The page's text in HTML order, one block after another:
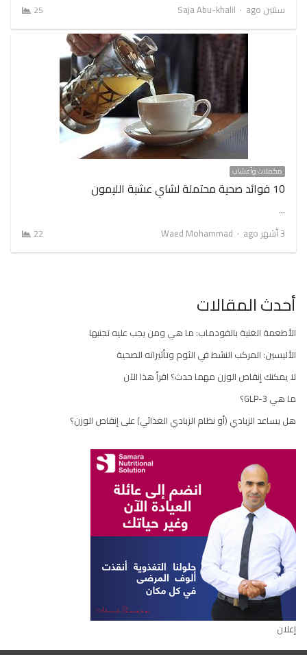
سنتين ago
Author
Saja Abu-khalil
25
مكملات وأعشاب
10 فوائد صحية محتملة لشاي عشبة الليمون
…
3 أشهر ago
Author
Waed Mohammad
22
أحدث المقالات
الأطعمة الغنية بالفودماب: ما هي ومن يجب عليه تجنبها
الأليسين: المركب النشط في الثوم وتأثيراته الصحية
لا يمكنك إنقاص الوزن مهما حدث؟ اقرأ هذا الآن
ما هي GLP-3؟
هل يساعد الزبادي (أو نظام الزبادي الغذائي) على إنقاص الوزن؟
إعلان